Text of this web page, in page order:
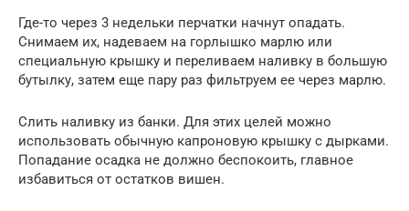
Где-то через 3 недельки перчатки начнут опадать.
Снимаем их, надеваем на горлышко марлю или
специальную крышку и переливаем наливку в большую
бутылку, затем еще пару раз фильтруем ее через марлю.
Слить наливку из банки. Для этих целей можно
использовать обычную капроновую крышку с дырками.
Попадание осадка не должно беспокоить, главное
избавиться от остатков вишен.